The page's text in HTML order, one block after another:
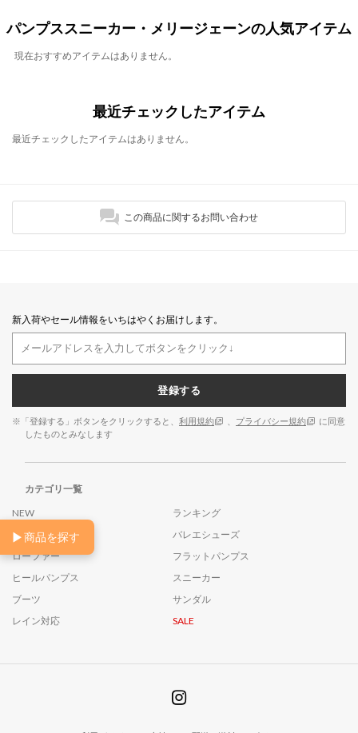
▶商品を探す
パンプススニーカー・メリージェーンの人気アイテム
現在おすすめアイテムはありません。
最近チェックしたアイテム
最近チェックしたアイテムはありません。
この商品に関するお問い合わせ
新入荷やセール情報をいちはやくお届けします。
登録する
※「登録する」ボタンをクリックすると、 利用規約 プライバシー規約
に同意
したものとみなします
カテゴリ一覧
NEW
ランキング
26AW
バレエシューズ
ローファー
フラットパンプス
ヒールパンプス
スニーカー
ブーツ
サンダル
レイン対応
SALE